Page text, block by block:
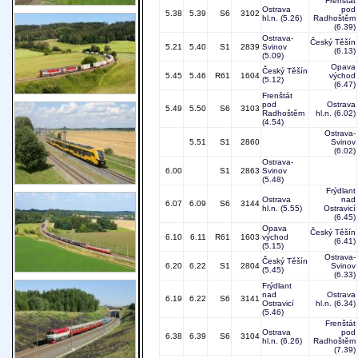
5.38 5.39 S6 3102 Ostrava
hl.n. (5.26)
pod
Radhoštěm
(6.39)
5.21 5.40 S1 2839
Ostrava-
Svinov
(5.09)
Český Těšín
(6.13)
5.45 5.46 R61 1604
Český Těšín
(5.12)
Opava
východ
(6.47)
5.49 5.50 S6 3103
Frenštát
pod
Radhoštěm
(4.54)
Ostrava
hl.n. (6.02)
5.51 S1 2860
Ostrava-
Svinov
(6.02)
6.00 S1 2863
Ostrava-
Svinov
(5.48)
6.07 6.09 S6 3144 Ostrava
hl.n. (5.55)
Frýdlant
nad
Ostravicí
(6.45)
6.10 6.11 R61 1603
Opava
východ
(5.15)
Český Těšín
(6.41)
6.20 6.22 S1 2804
Český Těšín
(5.45)
Ostrava-
Svinov
(6.33)
6.19 6.22 S6 3141
Frýdlant
nad
Ostravicí
(5.46)
Ostrava
hl.n. (6.34)
6.38 6.39 S6 3104 Ostrava
hl.n. (6.26)
Frenštát
pod
Radhoštěm
(7.39)